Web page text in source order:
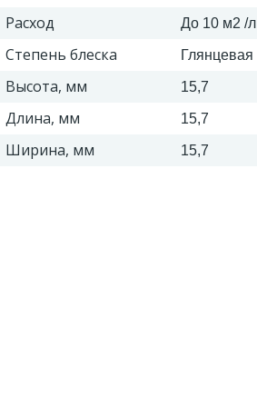
Расход
До 10 м2 /л
Степень блеска Глянцевая
Высота, мм 15,7
Длина, мм 15,7
Ширина, мм 15,7